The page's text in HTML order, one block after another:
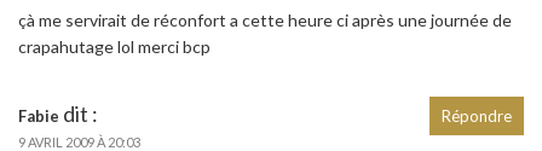
çà me servirait de réconfort a cette heure ci après une journée de
crapahutage lol merci bcp
Fabie dit :
9 AVRIL 2009 À 20:03
Répondre